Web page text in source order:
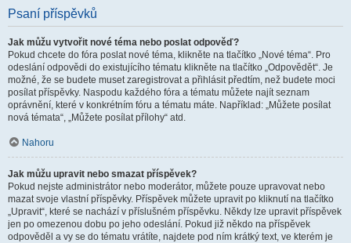
Psaní příspěvků
Jak můžu vytvořit nové téma nebo poslat odpověď?
Pokud chcete do fóra poslat nové téma, klikněte na tlačítko „Nové téma“. Pro
odeslání odpovědi do existujícího tématu klikněte na tlačítko „Odpovědět“. Je
možné, že se budete muset zaregistrovat a přihlásit předtím, než budete moci
posílat příspěvky. Naspodu každého fóra a tématu můžete najít seznam
oprávnění, které v konkrétním fóru a tématu máte. Například: „Můžete posílat
nová témata“, „Můžete posílat přílohy“ atd.
Nahoru
Jak můžu upravit nebo smazat příspěvek?
Pokud nejste administrátor nebo moderátor, můžete pouze upravovat nebo
mazat svoje vlastní příspěvky. Příspěvek můžete upravit po kliknutí na tlačítko
„Upravit“, které se nachází v příslušném příspěvku. Někdy lze upravit příspěvek
jen po omezenou dobu po jeho odeslání. Pokud již někdo na příspěvek
odpověděl a vy se do tématu vrátíte, najdete pod ním krátký text, ve kterém je